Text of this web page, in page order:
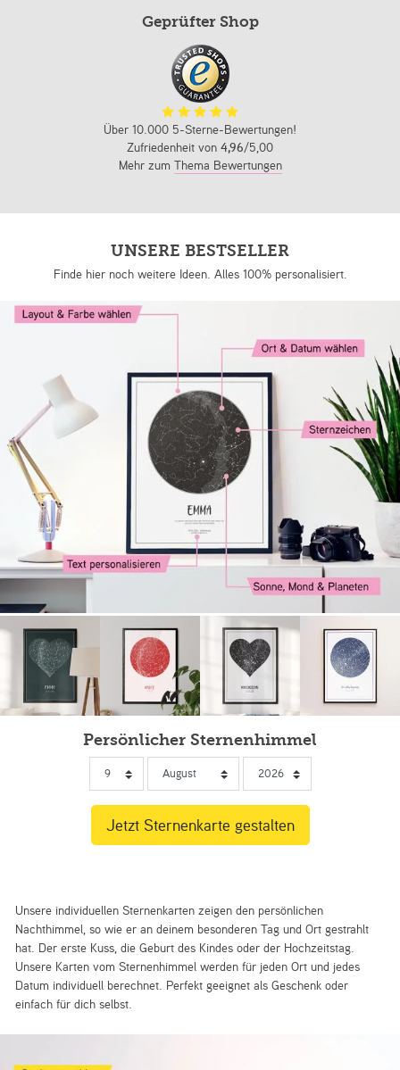
Geprüfter Shop
Über 10.000 5-Sterne-Bewertungen!
Zufriedenheit von 4,96/5,00
Mehr zum Thema Bewertungen
UNSERE BESTSELLER
Finde hier noch weitere Ideen. Alles 100% personalisiert.
Persönlicher Sternenhimmel
Unsere individuellen Sternenkarten zeigen den persönlichen
Nachthimmel, so wie er an deinem besonderen Tag und Ort gestrahlt
hat. Der erste Kuss, die Geburt des Kindes oder der Hochzeitstag.
Unsere Karten vom Sternenhimmel werden für jeden Ort und jedes
Datum individuell berechnet. Perfekt geeignet als Geschenk oder
einfach für dich selbst.